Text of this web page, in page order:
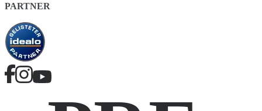
PARTNER